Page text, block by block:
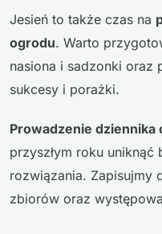
Jesień to także czas na
ogrodu. Warto
nasiona i sadzonki oraz
sukcesy i porażki.
Prowadzenie dziennika
przyszłym roku uniknąć
rozwiązania. Zapisujmy
zbiorów oraz